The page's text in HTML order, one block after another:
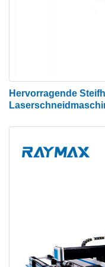
Ein Gerät, das
Laserquelle ist
Maschine und die
Laserausrüstung.
Hervorragende